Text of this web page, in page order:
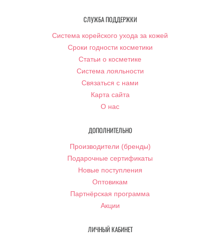
СЛУЖБА ПОДДЕРЖКИ
Система корейского ухода за кожей
Сроки годности косметики
Статьи о косметике
Система лояльности
Связаться с нами
Карта сайта
О нас
ДОПОЛНИТЕЛЬНО
Производители (бренды)
Подарочные сертификаты
Новые поступления
Оптовикам
Партнёрская программа
Акции
ЛИЧНЫЙ КАБИНЕТ